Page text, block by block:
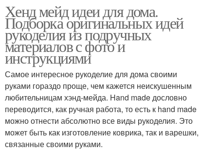
Хенд мейд идеи для дома.
Подборка оригинальных идей
рукоделия из подручных
материалов с фото и
инструкциями
Самое интересное рукоделие для дома своими
руками гораздо проще, чем кажется неискушенным
любительницам хэнд-мейда. Hand made дословно
переводится, как ручная работа, то есть к hand made
можно отнести абсолютно все виды рукоделия. Это
может быть как изготовление коврика, так и варешки,
связанные своими руками.